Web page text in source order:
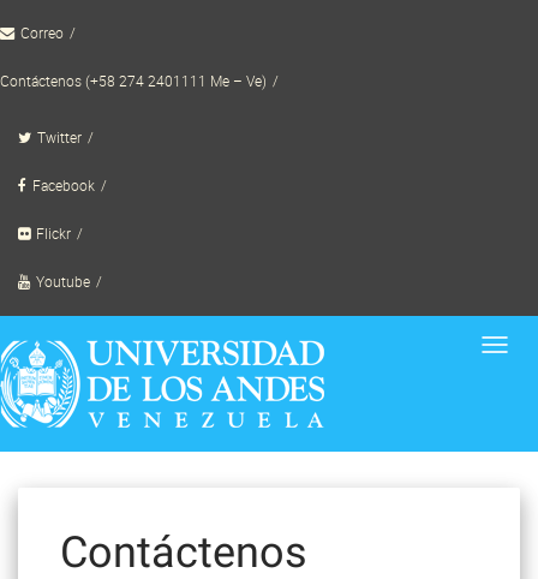
to Correo
Contáctenos (+58 274 2401111 Me – Ve)
Twitter
Facebook
Flickr
Youtube
Contáctenos